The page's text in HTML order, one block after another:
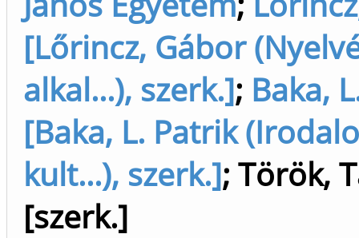
[Lőrincz, Gábor
alkal...), szerk.]; Baka,
[Baka, L. Patrik
kult...), szerk.]; Török,
[szerk.]